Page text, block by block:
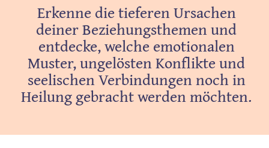
Erkenne die tieferen Ursachen
deiner Beziehungsthemen und
entdecke, welche emotionalen
Muster, ungelösten Konflikte und
seelischen Verbindungen noch in
Heilung gebracht werden möchten.